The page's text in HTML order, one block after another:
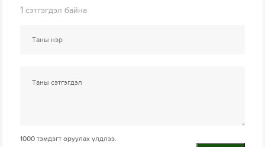
1 сэтгэгдэл байна
1000 тэмдэгт оруулах үлдлээ.